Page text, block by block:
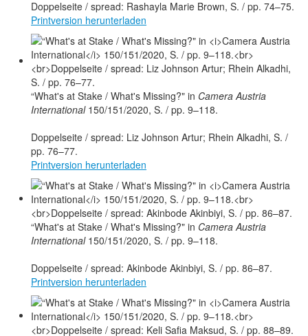
Doppelseite / spread: Rashayla Marie Brown, S. / pp. 74–75.
Printversion herunterladen
“What's at Stake / What's Missing?" in Camera Austria
International150/151/2020, S. / pp. 9–118.
Doppelseite / spread: Liz Johnson Artur; Rhein Alkadhi, S. /
pp. 76–77.
Printversion herunterladen
“What's at Stake / What's Missing?" in Camera Austria
International150/151/2020, S. / pp. 9–118.
Doppelseite / spread: Akinbode Akinbiyi, S. / pp. 86–87.
Printversion herunterladen